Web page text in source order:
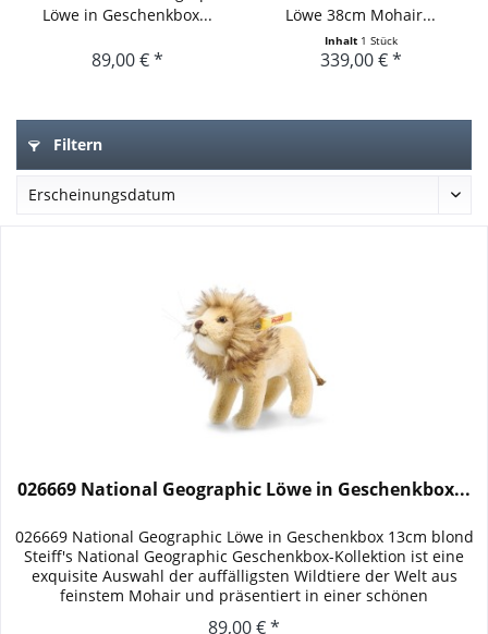
Löwe in Geschenkbox...
89,00 € *
Löwe 38cm Mohair...
Inhalt 1 Stück
339,00 € *
Filtern
026669 National Geographic Löwe in Geschenkbox...
026669 National Geographic Löwe in Geschenkbox 13cm blond
Steiff's National Geographic Geschenkbox-Kollektion ist eine
exquisite Auswahl der auffälligsten Wildtiere der Welt aus
feinstem Mohair und präsentiert in einer schönen
bedruckten...
89,00 € *